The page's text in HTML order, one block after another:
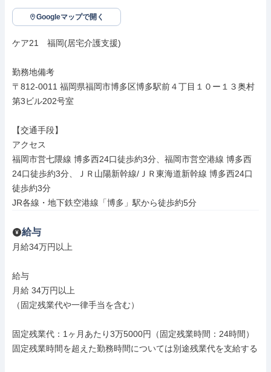
Googleマップで開く
ケア21　福岡(居宅介護支援)
勤務地備考
〒812-0011 福岡県福岡市博多区博多駅前４丁目１０ー１３奥村
第3ビル202号室
【交通手段】
アクセス
福岡市営七隈線 博多西24口徒歩約3分、福岡市営空港線 博多西
24口徒歩約3分、ＪＲ山陽新幹線/ＪＲ東海道新幹線 博多西24口
徒歩約3分
JR各線・地下鉄空港線「博多」駅から徒歩約5分
給与
月給34万円以上
給与
月給 34万円以上
（固定残業代や一律手当を含む）
固定残業代：1ヶ月あたり3万5000円（固定残業時間：24時間）
固定残業時間を超えた勤務時間については別途残業代を支給する